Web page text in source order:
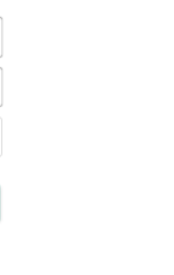
Ad:*
E-